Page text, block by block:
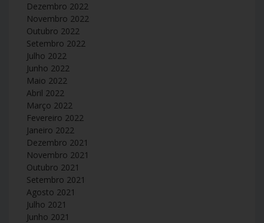
Dezembro 2022
Novembro 2022
Outubro 2022
Setembro 2022
Julho 2022
Junho 2022
Maio 2022
Abril 2022
Março 2022
Fevereiro 2022
Janeiro 2022
Dezembro 2021
Novembro 2021
Outubro 2021
Setembro 2021
Agosto 2021
Julho 2021
Junho 2021